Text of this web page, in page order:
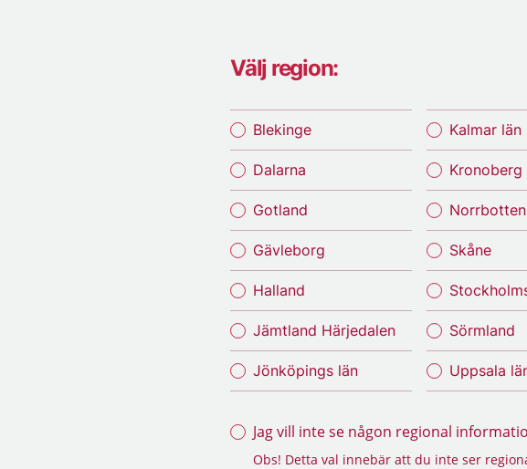
Välj region:
Blekinge
Dalarna
Gotland
Gävleborg
Halland
Jämtland Härjedalen
Jönköpings län
Kalmar län
Kronoberg
Norrbotten
Skåne
Sörmland
Uppsala
Jag vill inte se någon regional
Obs! Detta val innebär att du inte ser